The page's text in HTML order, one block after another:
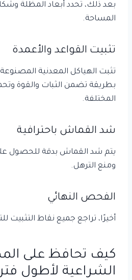
بعد ذلك، تحدد أبعاد المظلة
المساحة.
تثبيت القواعد والأعمدة
تثبت الهياكل المعدنية
بطريقة تضمن الثبات والقوة
المختلفة.
شد القماش باحترافية
يتم شد القماش بدقة للحصول
ومنع الترهل.
الفحص النهائي
أخيرًا، تراجع جميع نقاط التثبيت
كيف تحافظ على
الشراعية لأطول